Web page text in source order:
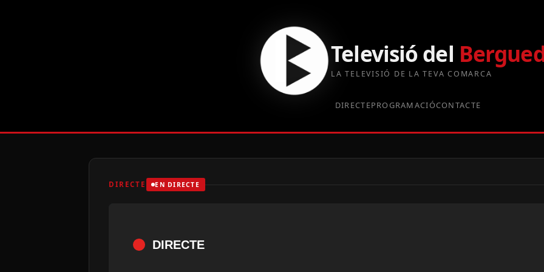
Televisió del
LA TELEVISIÓ DE LA TEVA COMARCA
DIRECTEPROGRAMACIÓCONTACTE
DIRECTE EN DIRECTE
DIRECTE